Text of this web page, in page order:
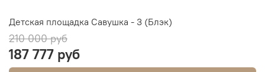
Детская площадка Савушка - 3 (Блэк)
210 000 руб
187 777 руб